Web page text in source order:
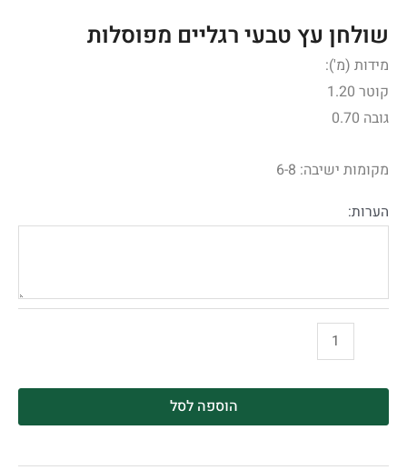
שולחן עץ טבעי רגליים מפוסלות
מידות (מ'):
קוטר 1.20
גובה 0.70
מקומות ישיבה: 6-8
הערות:
הוספה לסל